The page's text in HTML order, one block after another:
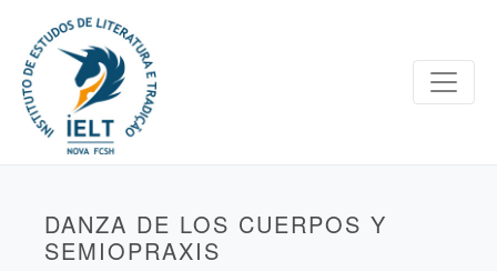
DANZA DE LOS CUERPOS Y
SEMIOPRAXIS